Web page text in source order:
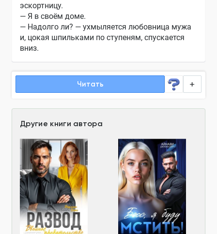
эскортницу.
— Я в своём доме.
— Надолго ли? — ухмыляется любовница мужа
и, цокая шпильками по ступеням, спускается
вниз.
Читать
Другие книги автора